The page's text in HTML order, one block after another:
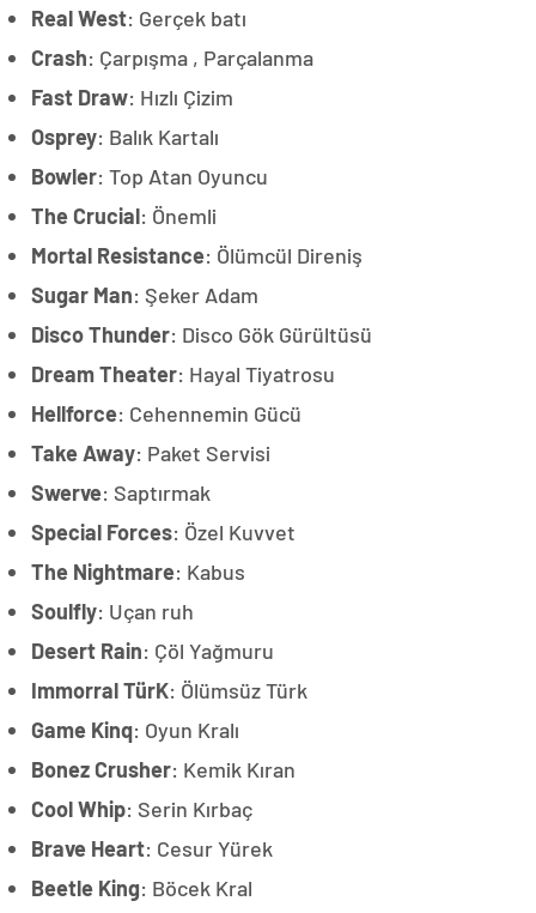
Real West: Gerçek batı
Crash: Çarpışma , Parçalanma
Fast Draw: Hızlı Çizim
Osprey: Balık Kartalı
Bowler: Top Atan Oyuncu
The Crucial: Önemli
Mortal Resistance: Ölümcül Direniş
Sugar Man: Şeker Adam
Disco Thunder: Disco Gök Gürültüsü
Dream Theater: Hayal Tiyatrosu
Hellforce: Cehennemin Gücü
Take Away: Paket Servisi
Swerve: Saptırmak
Special Forces: Özel Kuvvet
The Nightmare: Kabus
Soulfly: Uçan ruh
Desert Rain: Çöl Yağmuru
Immorral TürK: Ölümsüz Türk
Game Kinq: Oyun Kralı
Bonez Crusher: Kemik Kıran
Cool Whip: Serin Kırbaç
Brave Heart: Cesur Yürek
Beetle King: Böcek Kral